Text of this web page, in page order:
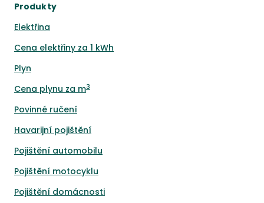
Produkty
Elektřina
Cena elektřiny za 1 kWh
Plyn
Cena plynu za m3
Povinné ručení
Havarijní pojištění
Pojištění automobilu
Pojištění motocyklu
Pojištění domácnosti